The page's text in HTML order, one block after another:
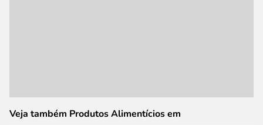
Veja também Produtos Alimentícios em